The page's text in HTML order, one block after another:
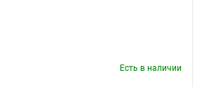
Есть в наличии